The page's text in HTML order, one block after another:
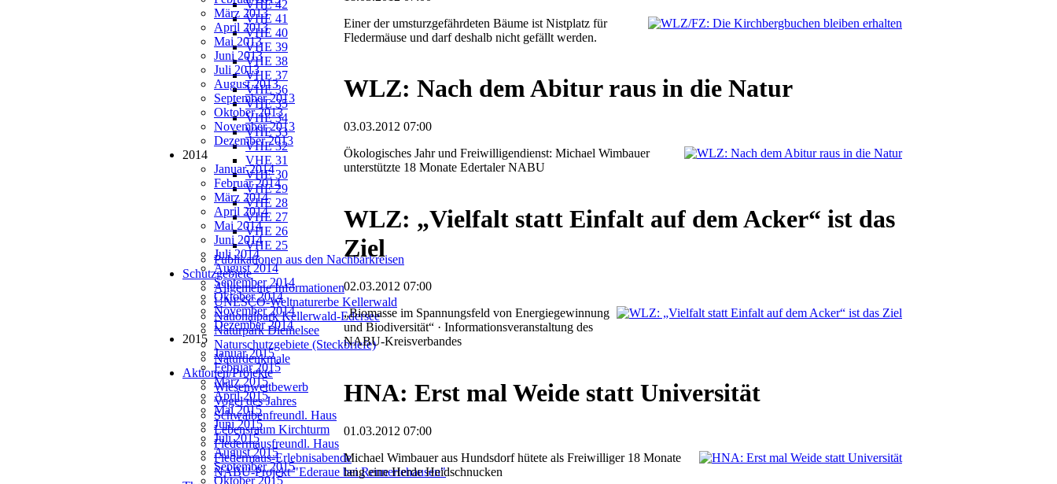
VHE 42
VHE 41
VHE 40
VHE 39
VHE 38
VHE 37
VHE 36
VHE 35
VHE 34
VHE 33
VHE 32
VHE 31
VHE 30
VHE 29
VHE 28
VHE 27
VHE 26
VHE 25
Publikationen aus den Nachbarkreisen
Schutzgebiete
Allgemeine Informationen
UNESCO-Weltnaturerbe Kellerwald
Nationalpark Kellerwald-Edersee
Naturpark Diemelsee
Naturschutzgebiete (Steckbriefe)
Naturdenkmale
Aktionen/Projekte
Wiesenwettbewerb
Vogel des Jahres
Schwalbenfreundl. Haus
Lebensraum Kirchturm
Fledermausfreundl. Haus
Fledermaus-Erlebnisabende
NABU-Projekt "Ederaue bei Rennertehausen"
März 2013
April 2013
Mai 2013
Juni 2013
Juli 2013
August 2013
September 2013
Oktober 2013
November 2013
Dezember 2013
2014
Januar 2014
Februar 2014
März 2014
April 2014
Mai 2014
Juni 2014
Juli 2014
August 2014
September 2014
Oktober 2014
November 2014
Dezember 2014
2015
Januar 2015
Februar 2015
März 2015
April 2015
Mai 2015
Juni 2015
Juli 2015
August 2015
September 2015
Oktober 2015
Einer der umsturzgefährdeten Bäume ist Nistplatz für
Fledermäuse und darf deshalb nicht gefällt werden.
WLZ: Nach dem Abitur raus in die Natur
03.03.2012 07:00
Ökologisches Jahr und Freiwilligendienst: Michael Wimbauer
unterstützte 18 Monate Edertaler NABU
WLZ: „Vielfalt statt Einfalt auf dem Acker“ ist das
Ziel
02.03.2012 07:00
„Biomasse im Spannungsfeld von Energiegewinnung
und Biodiversität“ · Informationsveranstaltung des
NABU-Kreisverbandes
HNA: Erst mal Weide statt Universität
01.03.2012 07:00
Michael Wimbauer aus Hundsdorf hütete als Freiwilliger 18 Monate
lang eine Herde Heidschnucken